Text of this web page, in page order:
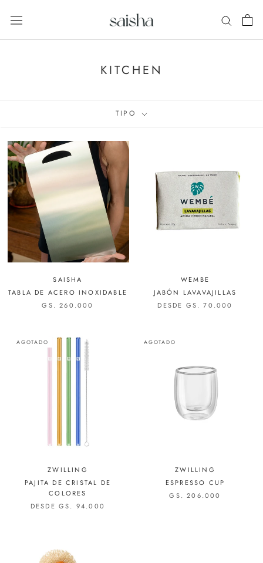
KITCHEN
TIPO
SAISHA
TABLA DE ACERO INOXIDABLE
GS. 260.000
WEMBE
JABÓN LAVAVAJILLAS
DESDE GS. 70.000
AGOTADO
ZWILLING
PAJITA DE CRISTAL DE
COLORES
DESDE GS. 94.000
AGOTADO
ZWILLING
ESPRESSO CUP
GS. 206.000